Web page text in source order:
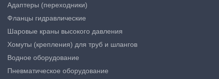
Адаптеры (переходники)
Фланцы гидравлические
Шаровые краны высокого давления
Хомуты (крепления) для труб и шлангов
Водное оборудование
Пневматическое оборудование